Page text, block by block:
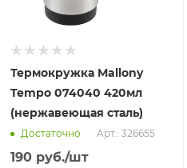
Термокружка Mallony
Tempo 074040 420мл
(нержавеющая сталь)
Достаточно Арт.: 326655
190руб./шт